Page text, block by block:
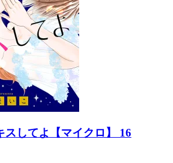
スしてよ【マイクロ】 16